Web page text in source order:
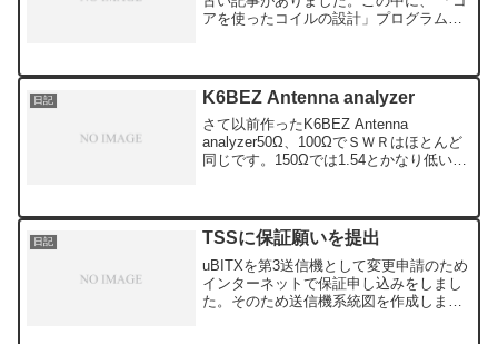
アを使ったコイルの設計」プログラム本
設計プログラムを紹介しましたが、これ
に続...
日記 K6BEZ Antenna analyzer
さて以前作ったK6BEZ Antenna
analyzer50Ω、100ΩでＳＷＲはほとんど
同じです。150Ωでは1.54とかなり低い表
しても変化はありませんし、プ...
日記 TSSに保証願いを提出
uBITXを第3送信機として変更申請のため
インターネットで保証申し込みをしまし
た。そのため送信機系統図を作成しまし